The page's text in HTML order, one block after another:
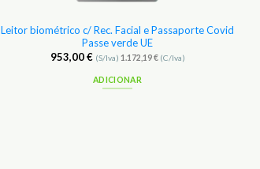
Leitor biométrico c/ Rec. Facial e Passaporte Covid
Passe verde UE
953,00€ (S/Iva) 1.172,19€(C/Iva)
ADICIONAR